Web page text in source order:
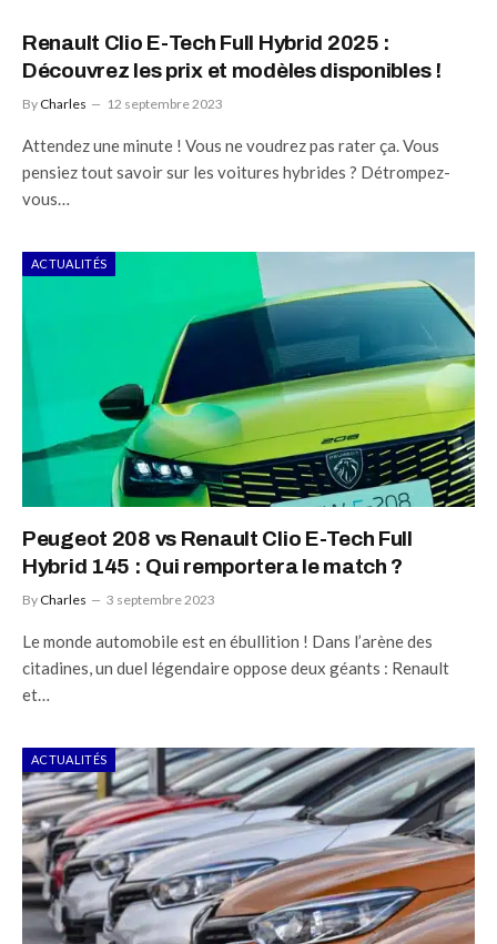
Renault Clio E-Tech Full Hybrid 2025 :
Découvrez les prix et modèles disponibles !
By Charles 12 septembre 2023
Attendez une minute ! Vous ne voudrez pas rater ça. Vous
pensiez tout savoir sur les voitures hybrides ? Détrompez-
vous…
ACTUALITÉS
Peugeot 208 vs Renault Clio E-Tech Full
Hybrid 145 : Qui remportera le match ?
By Charles 3 septembre 2023
Le monde automobile est en ébullition ! Dans l’arène des
citadines, un duel légendaire oppose deux géants : Renault
et…
ACTUALITÉS